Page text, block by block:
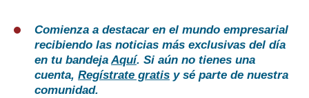
Comienza a destacar en el mundo empresarial
recibiendo las noticias más exclusivas del día
en tu bandejaAquí. Si aún no tienes una
cuenta, Regístrate gratis y sé parte de nuestra
comunidad.